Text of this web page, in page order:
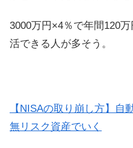
3000万円×4％で年間120
活できる人が多そう。
【NISAの取り崩し方】自
無リスク資産でいく